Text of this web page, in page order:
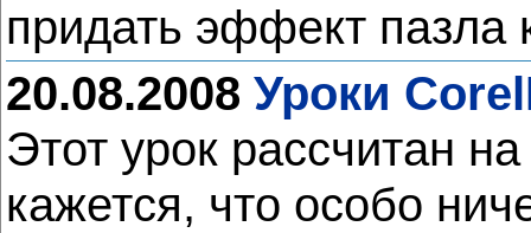
придать эффект
20.08.2008 Уроки
Этот урок рассчитан
кажется, что особо